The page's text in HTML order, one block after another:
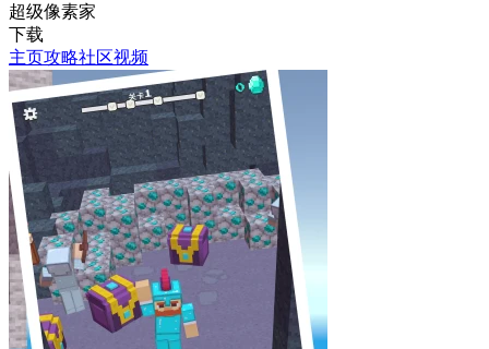
超级像素家
下载
主页攻略社区视频